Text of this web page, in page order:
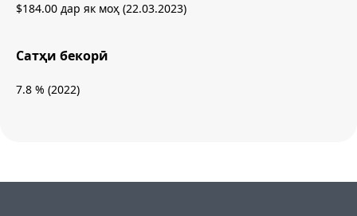
$184.00 дар як моҳ (22.03.2023)
Сатҳи бекорӣ
7.8 % (2022)